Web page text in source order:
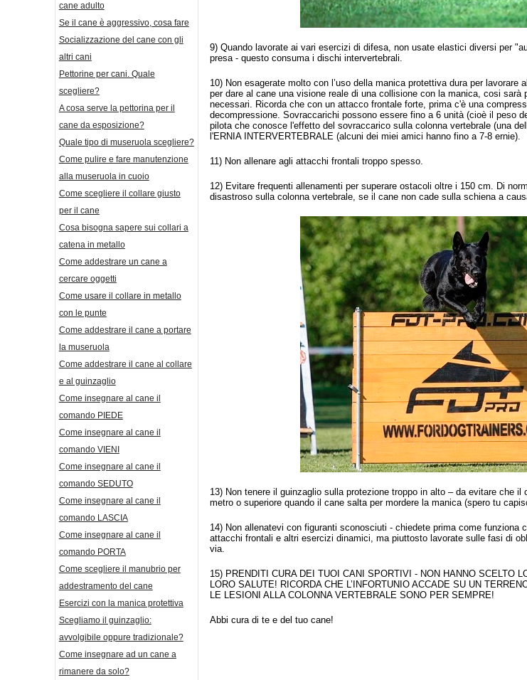
cane adulto
Se il cane è aggressivo, cosa fare
Socializzazione del cane con gli
altri cani
Pettorine per cani. Quale
scegliere?
A cosa serve la pettorina per il
cane da esposizione?
Quale tipo di museruola scegliere?
Come pulire e fare manutenzione
alla museruola in cuoio
Come scegliere il collare giusto
per il cane
Cosa bisogna sapere sui collari a
catena in metallo
Come addestrare un cane a
cercare oggetti
Come usare il collare in metallo
con le punte
Come addestrare il cane a portare
la museruola
Come addestrare il cane al collare
e al guinzaglio
Come insegnare al cane il
comando PIEDE
Come insegnare al cane il
comando VIENI
Come insegnare al cane il
comando SEDUTO
Come insegnare al cane il
comando LASCIA
Come insegnare al cane il
comando PORTA
Come scegliere il manubrio per
addestramento del cane
Esercizi con la manica protettiva
Scegliamo il guinzaglio:
avvolgibile oppure tradizionale?
Come insegnare ad un cane a
rimanere da solo?
9) Quando lavorate ai vari esercizi di difesa, non usate elastici diversi per
presa - questo consuma i dischi intervertebrali.
10) Non esagerate molto con l’uso della manica protettiva dura per lavorare
per dare al cane una visione reale di una collisione con la manica, cosi
necessari. Ricorda che con un attacco frontale forte, prima c'è una
decompressione. Sovraccarichi possono essere fino a 6 unità (cioè il peso
pilota che conosce l'effetto del sovraccarico sulla colonna vertebrale (una
l'ERNIA INTERVERTEBRALE (alcuni dei miei amici hanno fino a 7-8 ernie).
11) Non allenare agli attacchi frontali troppo spesso.
12) Evitare frequenti allenamenti per superare ostacoli oltre i 150 cm. Di
disastroso sulla colonna vertebrale, se il cane non cade sulla schiena a
13) Non tenere il guinzaglio sulla protezione troppo in alto – da evitare che
metro o superiore quando il cane salta per mordere la manica (spero tu
14) Non allenatevi con figuranti sconosciuti - chiedete prima come
attacchi frontali e altri esercizi dinamici, ma piuttosto lavorate sulle fasi di
via.
15) PRENDITI CURA DEI TUOI CANI SPORTIVI - NON HANNO SCELTO
LORO SALUTE! RICORDA CHE L’INFORTUNIO ACCADE SU UN
LE LESIONI ALLA COLONNA VERTEBRALE SONO PER SEMPRE!
Abbi cura di te e del tuo cane!